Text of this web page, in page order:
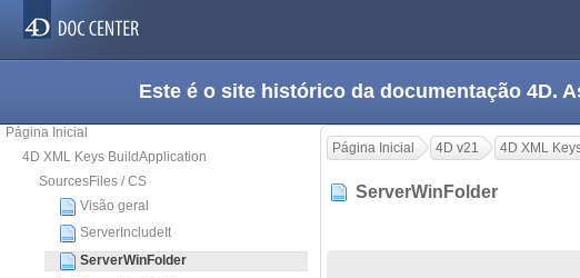
Este é o site histórico da documentação 4D.
Página Inicial
4D XML Keys BuildApplication
SourcesFiles / CS
Visão geral
ServerIncludeIt
ServerWinFolder
Página Inicial 4D v21 4D XML
ServerWinFolder